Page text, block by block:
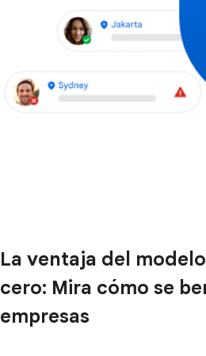
La ventaja del
cero: Mira cómo se
empresas